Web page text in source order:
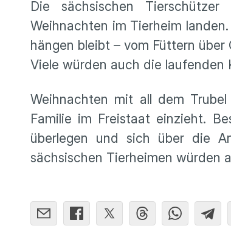
Die sächsischen
Weihnachten im Tierheim
hängen bleibt – vom Füttern
Viele würden auch die
Weihnachten mit all dem
Familie im Freistaat einzieht.
überlegen und sich über die
sächsischen Tierheimen würden